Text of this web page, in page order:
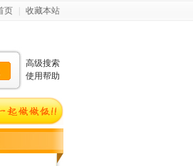
页 收藏本站
高级搜索
使用帮助